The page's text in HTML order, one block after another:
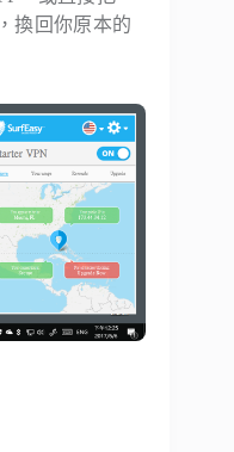
換回你原本的